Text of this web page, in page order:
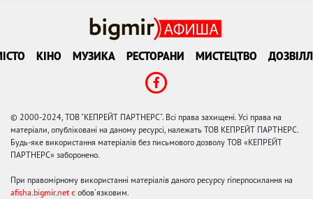
КІНО МУЗИКА РЕСТОРАНИ МИСТЕЦТВО
© 2000-2024, ТОВ "КЕПРЕЙТ ПАРТНЕРС". Всі права захищені. Усі права на
матеріали, опубліковані на даному ресурсі, належать ТОВ КЕПРЕЙТ ПАРТНЕРС.
Будь-яке використання матеріалів без письмового дозволу ТОВ «КЕПРЕЙТ
ПАРТНЕРС» заборонено.
При правомірному використанні матеріалів даного ресурсу гіперпосилання на
afisha.bigmir.net є обов'язковим.